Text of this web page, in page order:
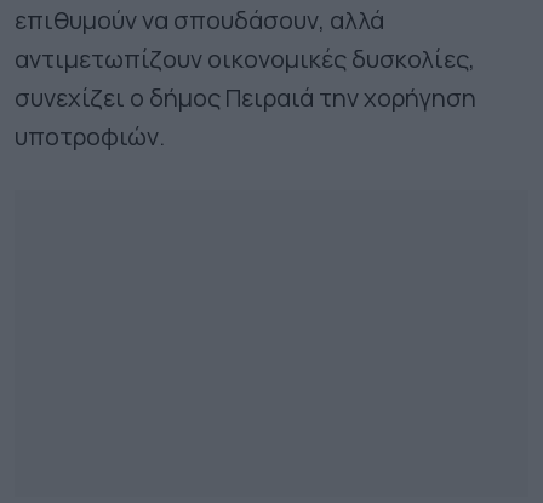
επιθυμούν να σπουδάσουν, αλλά
αντιμετωπίζουν οικονομικές δυσκολίες,
συνεχίζει ο δήμος Πειραιά την χορήγηση
υποτροφιών.